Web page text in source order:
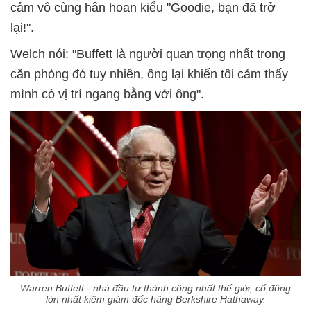
cảm vô cùng hân hoan kiểu "Goodie, bạn đã trở
lại!".
Welch nói: "Buffett là người quan trọng nhất trong
căn phòng đó tuy nhiên, ông lại khiến tôi cảm thấy
mình có vị trí ngang bằng với ông".
Warren Buffett - nhà đầu tư thành công nhất thế giới, cổ đông
lớn nhất kiêm giám đốc hãng Berkshire Hathaway.